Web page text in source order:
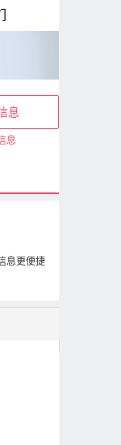
息
息
息更便捷